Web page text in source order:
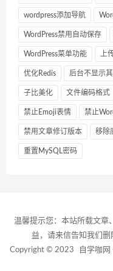
wordpress添加导航
WordPress禁用自动保存
WordPress菜单功能 上
优化Redis 后台不显示
子比美化 文件编码格式
禁止Emoji表情 禁止
禁用文章修订版本 移除
重置MySQL密码
温馨提示您：本站所载文章
益，请来信告知我们
Copyright © 2023
自学咖网